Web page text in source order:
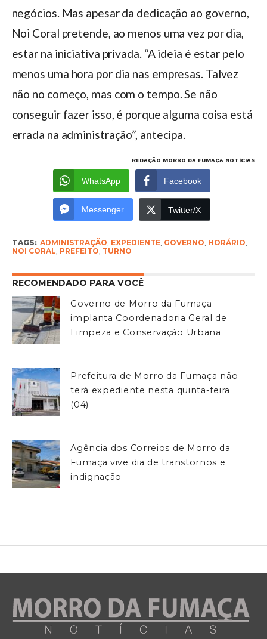
negócios. Mas apesar da dedicação ao governo,
Noi Coral pretende, ao menos uma vez por dia,
estar na iniciativa privada. “A ideia é estar pelo
menos uma hora por dia nas empresas. Talvez
não no começo, mas com o tempo. Se não
conseguir fazer isso, é porque alguma coisa está
errada na administração”, antecipa.
REDAÇÃO MORRO DA FUMAÇA NOTÍCIAS
WhatsApp Facebook
Messenger Twitter/X
TAGS: ADMINISTRAÇÃO EXPEDIENTE, GOVERNO HORÁRIO
NOI CORAL PREFEITO TURNO
RECOMENDADO PARA VOCÊ
Governo de Morro da Fumaça
implanta Coordenadoria Geral de
Limpeza e Conservação Urbana
Prefeitura de Morro da Fumaça não
terá expediente nesta quinta-feira
(04)
Agência dos Correios de Morro da
Fumaça vive dia de transtornos e
indignação